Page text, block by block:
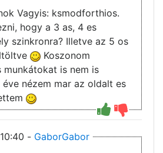
ksmodforthios.
hogy a 3 as, 4 es
szinkronra? Illetve az 5 os
Koszonom
munkátokat is nem is
nézem mar az oldalt es
- GaborGabor